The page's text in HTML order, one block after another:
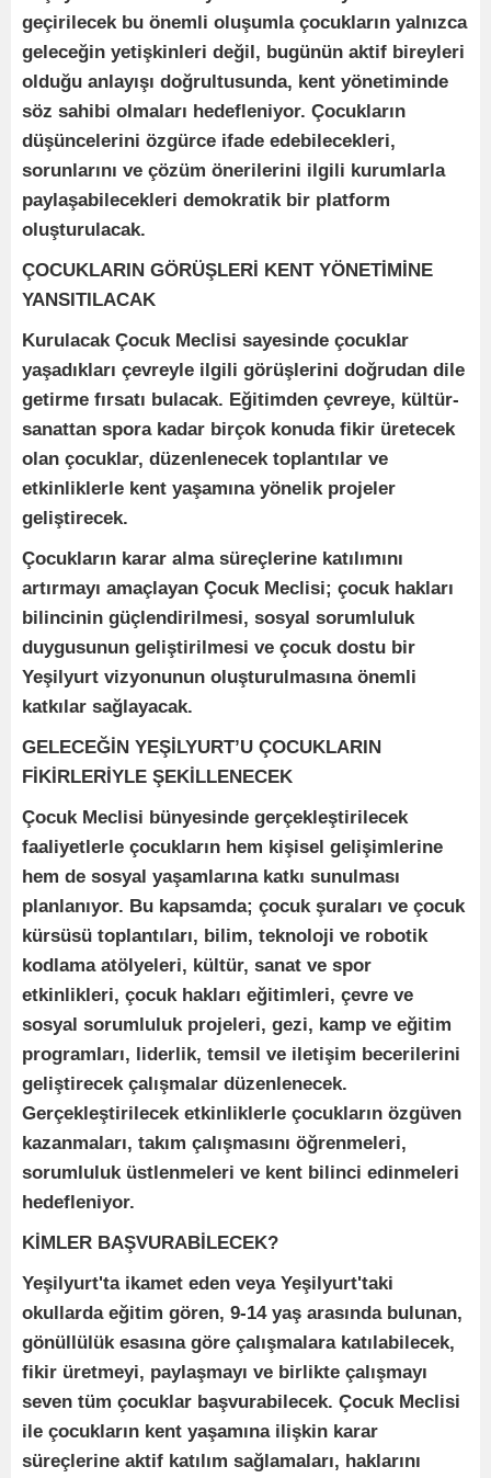
geçirilecek bu önemli oluşumla çocukların yalnızca
geleceğin yetişkinleri değil, bugünün aktif bireyleri
olduğu anlayışı doğrultusunda, kent yönetiminde
söz sahibi olmaları hedefleniyor. Çocukların
düşüncelerini özgürce ifade edebilecekleri,
sorunlarını ve çözüm önerilerini ilgili kurumlarla
paylaşabilecekleri demokratik bir platform
oluşturulacak.
ÇOCUKLARIN GÖRÜŞLERİ KENT YÖNETİMİNE
YANSITILACAK
Kurulacak Çocuk Meclisi sayesinde çocuklar
yaşadıkları çevreyle ilgili görüşlerini doğrudan dile
getirme fırsatı bulacak. Eğitimden çevreye, kültür-
sanattan spora kadar birçok konuda fikir üretecek
olan çocuklar, düzenlenecek toplantılar ve
etkinliklerle kent yaşamına yönelik projeler
geliştirecek.
Çocukların karar alma süreçlerine katılımını
artırmayı amaçlayan Çocuk Meclisi; çocuk hakları
bilincinin güçlendirilmesi, sosyal sorumluluk
duygusunun geliştirilmesi ve çocuk dostu bir
Yeşilyurt vizyonunun oluşturulmasına önemli
katkılar sağlayacak.
GELECEĞİN YEŞİLYURT’U ÇOCUKLARIN
FİKİRLERİYLE ŞEKİLLENECEK
Çocuk Meclisi bünyesinde gerçekleştirilecek
faaliyetlerle çocukların hem kişisel gelişimlerine
hem de sosyal yaşamlarına katkı sunulması
planlanıyor. Bu kapsamda; çocuk şuraları ve çocuk
kürsüsü toplantıları, bilim, teknoloji ve robotik
kodlama atölyeleri, kültür, sanat ve spor
etkinlikleri, çocuk hakları eğitimleri, çevre ve
sosyal sorumluluk projeleri, gezi, kamp ve eğitim
programları, liderlik, temsil ve iletişim becerilerini
geliştirecek çalışmalar düzenlenecek.
Gerçekleştirilecek etkinliklerle çocukların özgüven
kazanmaları, takım çalışmasını öğrenmeleri,
sorumluluk üstlenmeleri ve kent bilinci edinmeleri
hedefleniyor.
KİMLER BAŞVURABİLECEK?
Yeşilyurt'ta ikamet eden veya Yeşilyurt'taki
okullarda eğitim gören, 9-14 yaş arasında bulunan,
gönüllülük esasına göre çalışmalara katılabilecek,
fikir üretmeyi, paylaşmayı ve birlikte çalışmayı
seven tüm çocuklar başvurabilecek. Çocuk Meclisi
ile çocukların kent yaşamına ilişkin karar
süreçlerine aktif katılım sağlamaları, haklarını